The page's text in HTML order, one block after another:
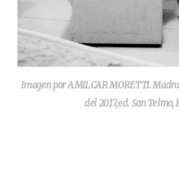
Imagen por AMILCAR MORETTI.
del 2017,ed. San Telmo,